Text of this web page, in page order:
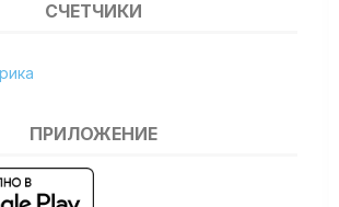
СЧЕТЧИКИ
ПРИЛОЖЕНИЕ